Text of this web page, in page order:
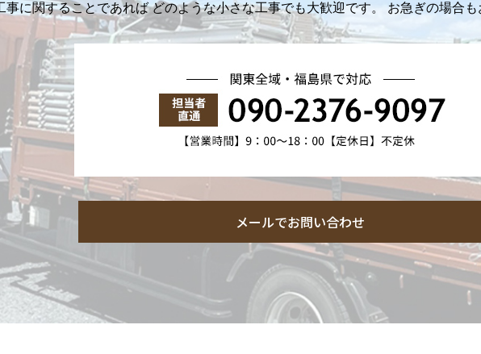
事に関することであれば どのような小さな工事でも大歓迎です。 お急ぎの場合
メールでお問い合わせ